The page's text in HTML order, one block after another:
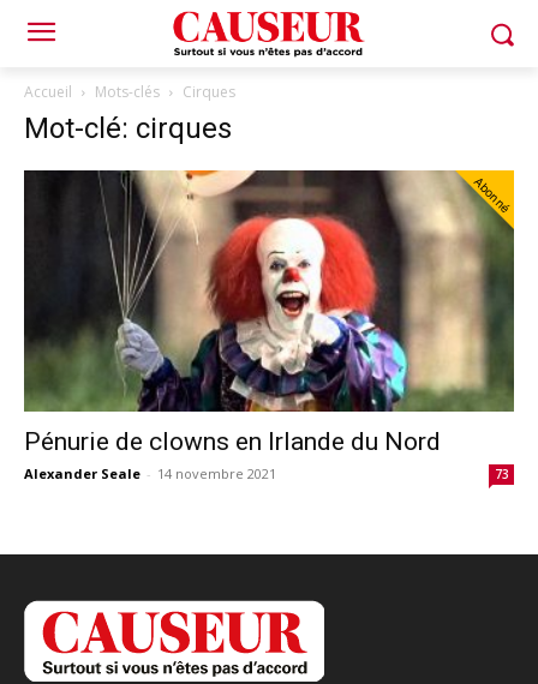
Accueil Mots-clés Cirques
Mot-clé: cirques
Abonné
Pénurie de clowns en Irlande du Nord
Alexander Seale - 14 novembre 2021 73